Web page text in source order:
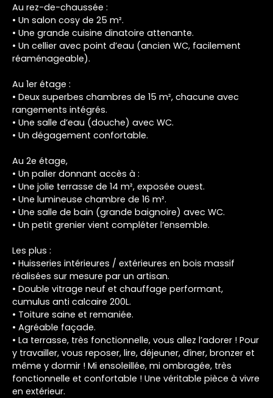
Au rez-de-chaussée :
• Un salon cosy de 25 m².
• Une grande cuisine dinatoire attenante.
• Un cellier avec point d’eau (ancien WC, facilement
réaménageable).
Au 1er étage :
• Deux superbes chambres de 15 m², chacune avec
rangements intégrés.
• Une salle d’eau (douche) avec WC.
• Un dégagement confortable.
Au 2e étage,
• Un palier donnant accès à :
• Une jolie terrasse de 14 m², exposée ouest.
• Une lumineuse chambre de 16 m².
• Une salle de bain (grande baignoire) avec WC.
• Un petit grenier vient compléter l’ensemble.
Les plus :
• Huisseries intérieures / extérieures en bois massif
réalisées sur mesure par un artisan.
• Double vitrage neuf et chauffage performant,
cumulus anti calcaire 200L.
• Toiture saine et remaniée.
• Agréable façade.
• La terrasse, très fonctionnelle, vous allez l’adorer ! Pour
y travailler, vous reposer, lire, déjeuner, dîner, bronzer et
même y dormir ! Mi ensoleillée, mi ombragée, très
fonctionnelle et confortable ! Une véritable pièce à vivre
en extérieur.